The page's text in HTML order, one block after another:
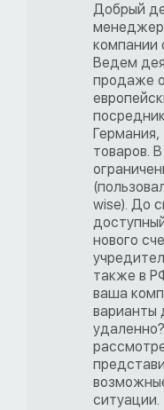
Добрый
менеджер
компании
Ведем
продаже
товаров.
wise). До
нового
также в
ваша
варианты
ситуации.